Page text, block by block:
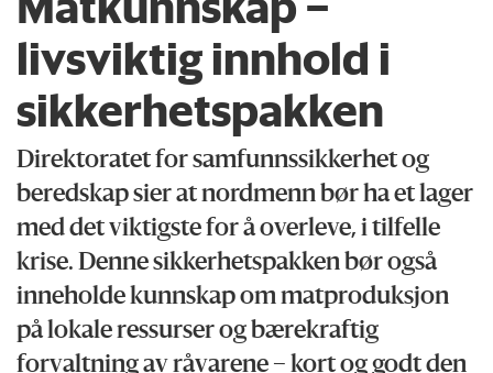
livsviktig innhold i
sikkerhetspakken
Direktoratet for samfunnssikkerhet og
beredskap sier at nordmenn bør ha et lager
med det viktigste for å overleve, i tilfelle
krise. Denne sikkerhetspakken bør også
inneholde kunnskap om matproduksjon
på lokale ressurser og bærekraftig
forvaltning av råvarene – kort og godt den